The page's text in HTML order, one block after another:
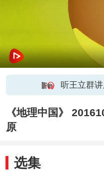
听王立群
《地理中国》
原
选集